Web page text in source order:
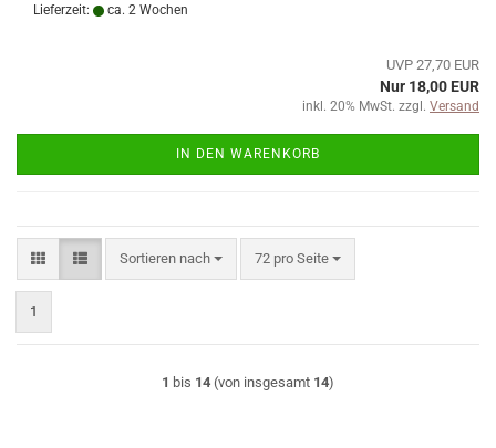
Lieferzeit:
ca. 2 Wochen
UVP 27,70 EUR
Nur 18,00 EUR
inkl. 20% MwSt. zzgl. Versand
IN DEN WARENKORB
Sortieren nach
Sortieren nach 72 pro Seite
pro Seite
1
1 bis 14 (von insgesamt 14)